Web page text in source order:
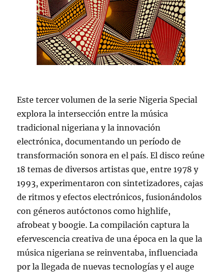
Este tercer volumen de la serie Nigeria Special
explora la intersección entre la música
tradicional nigeriana y la innovación
electrónica, documentando un período de
transformación sonora en el país. El disco reúne
18 temas de diversos artistas que, entre 1978 y
1993, experimentaron con sintetizadores, cajas
de ritmos y efectos electrónicos, fusionándolos
con géneros autóctonos como highlife,
afrobeat y boogie. La compilación captura la
efervescencia creativa de una época en la que la
música nigeriana se reinventaba, influenciada
por la llegada de nuevas tecnologías y el auge